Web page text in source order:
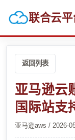
联合云平
返回列表
亚马逊云
国际站支
亚马逊aws / 2026-